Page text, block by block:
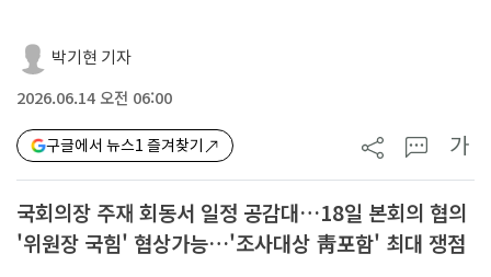
박기현 기자
2026.06.14 오전 06:00
구글에서 뉴스1 즐겨찾기 가
국회의장 주재 회동서 일정 공감대…18일 본회의 협의
'위원장 국힘' 협상가능…'조사대상 靑포함' 최대 쟁점